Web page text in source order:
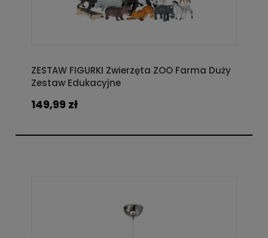
ZESTAW FIGURKI Zwierzęta ZOO Farma Duży
Zestaw Edukacyjne
149,99 zł